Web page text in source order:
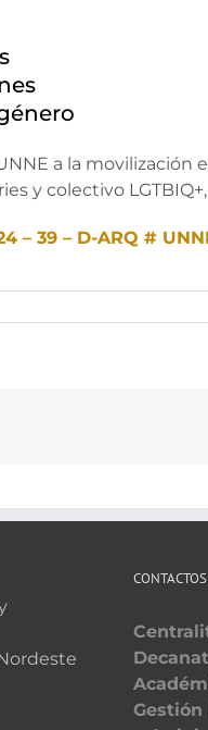
a la
y colectivo
– 39 – D-ARQ #